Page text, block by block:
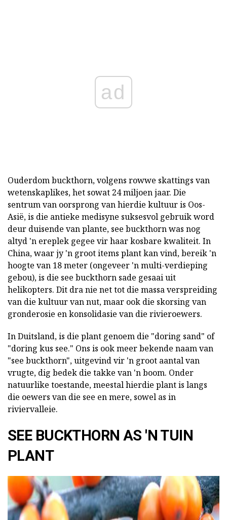
ad
Ouderdom buckthorn, volgens rowwe skattings van
wetenskaplikes, het sowat 24 miljoen jaar. Die
sentrum van oorsprong van hierdie kultuur is Oos-
Asië, is die antieke medisyne suksesvol gebruik word
deur duisende van plante, see buckthorn was nog
altyd 'n ereplek gegee vir haar kosbare kwaliteit. In
China, waar jy 'n groot items plant kan vind, bereik 'n
hoogte van 18 meter (ongeveer 'n multi-verdieping
gebou), is die see buckthorn sade gesaai uit
helikopters. Dit dra nie net tot die massa verspreiding
van die kultuur van nut, maar ook die skorsing van
gronderosie en konsolidasie van die rivieroewers.
In Duitsland, is die plant genoem die "doring sand" of
"doring kus see." Ons is ook meer bekende naam van
"see buckthorn", uitgevind vir 'n groot aantal van
vrugte, dig bedek die takke van 'n boom. Onder
natuurlike toestande, meestal hierdie plant is langs
die oewers van die see en mere, sowel as in
riviervalleie.
SEE BUCKTHORN AS 'N TUIN
PLANT